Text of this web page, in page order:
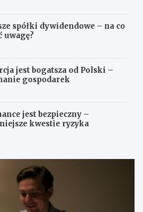
spółki dywidendowe – na co
uwagę?
jest bogatsza od Polski –
gospodarek
jest bezpieczny –
kwestie ryzyka